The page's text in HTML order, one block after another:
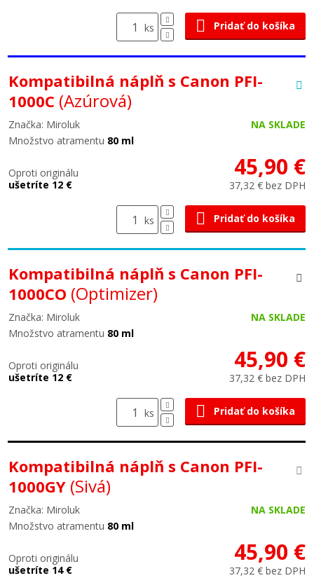
ks Pridať do košíka
Kompatibilná náplň s Canon PFI-
1000C (Azúrová)
Značka: Miroluk
NA SKLADE
Množstvo atramentu 80 ml
Oproti originálu
ušetríte 12 €
45,90 €
37,32 € bez DPH
ks Pridať do košíka
Kompatibilná náplň s Canon PFI-
1000CO (Optimizer)
Značka: Miroluk
NA SKLADE
Množstvo atramentu 80 ml
Oproti originálu
ušetríte 12 €
45,90 €
37,32 € bez DPH
ks Pridať do košíka
Kompatibilná náplň s Canon PFI-
1000GY (Sivá)
Značka: Miroluk
NA SKLADE
Množstvo atramentu 80 ml
Oproti originálu
ušetríte 14 €
45,90 €
37,32 € bez DPH